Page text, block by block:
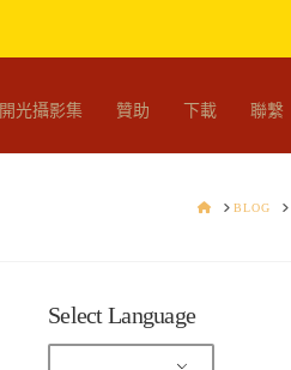
開光攝影集 贊助 下載 聯繫
HOMEBLOG
Select Language